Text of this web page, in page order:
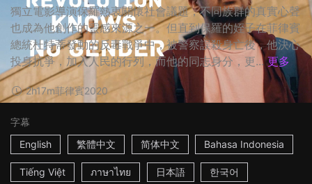
獨立電影導演保羅熱衷關懷社會議題，不同族群的真實心聲
也成為他創作的靈感來源之一。但直到保羅的姪子在菲律賓
總統杜特蒂發動的反毒戰爭中，被警察誤殺身亡後，他決心
投身抗爭，加入人民的行列，而他的同志身分，更... 更多
2h17m菲律賓2020
字幕
English
繁體中文 简体中文 Bahasa Indonesia
Tiếng Việt ภาษาไทย 日本語 한국어